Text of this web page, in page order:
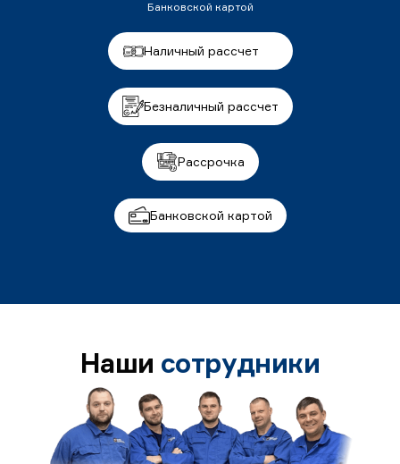
Банковской картой
Наличный рассчет
Безналичный рассчет
Рассрочка
Банковской картой
Наши сотрудники